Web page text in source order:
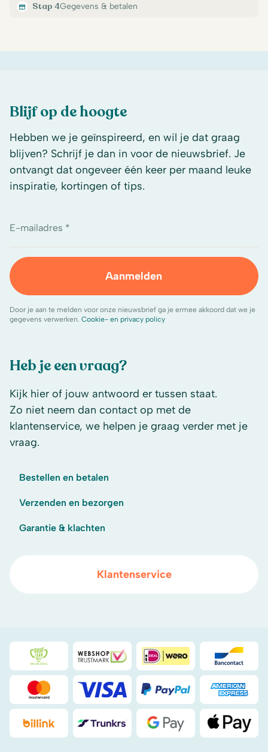
Stap 4Gegevens & betalen
Heb je een vraag?
Kijk hier of jouw antwoord er tussen staat.
Zo niet neem dan contact op met de
klantenservice, we helpen je graag verder met je
vraag.
Bestellen en betalen
Verzenden en bezorgen
Garantie & klachten
Klantenservice
Blijf op de hoogte
Hebben we je geïnspireerd, en wil je dat graag
blijven? Schrijf je dan in voor de nieuwsbrief. Je
ontvangt dat ongeveer één keer per maand leuke
inspiratie, kortingen of tips.
E-mailadres *
Aanmelden
Door je aan te melden voor onze nieuwsbrief ga je ermee akkoord dat we je
gegevens verwerken. Cookie- en privacy policy
Duurzaamheidsprijs duin- & bollenstreek
WebwinkelKeuriDeal
Mastercard Visa PayPal
Billink DHL Google Pay Apple